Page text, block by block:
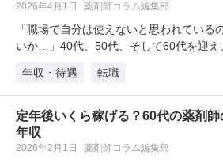
2026年4月1日 薬剤師コラム編集部
「職場で自分は使えないと思われている
いか…」40代、50代、そして60代を迎え
年収・待遇
転職
定年後いくら稼げる？60代の薬剤師
年収
2026年2月1日 薬剤師コラム編集部